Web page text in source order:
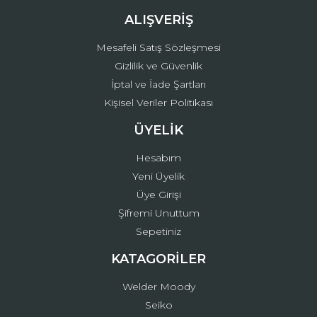
ALIŞVERİŞ
Mesafeli Satış Sözleşmesi
Gizlilik ve Güvenlik
İptal ve İade Şartları
Kişisel Veriler Politikası
ÜYELİK
Hesabım
Yeni Üyelik
Üye Girişi
Şifremi Unuttum
Sepetiniz
KATAGORİLER
Welder Moody
Seiko